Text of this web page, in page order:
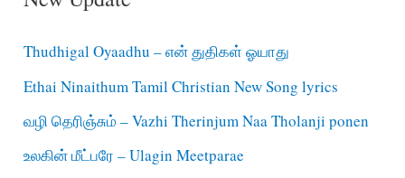
Thudhigal Oyaadhu – என் துதிகள் ஓயாது
Ethai Ninaithum Tamil Christian New Song lyrics
வழி தெரிஞ்சும் – Vazhi Therinjum Naa Tholanji ponen
உலகின் மீட்பரே – Ulagin Meetparae